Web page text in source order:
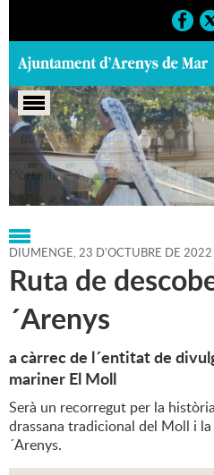
Portada > Agenda > 23-10-
DIUMENGE,23 D'OCTUBRE DE 2022
Ruta de
´Arenys
a càrrec de l´entitat de
mariner El Moll
Serà un recorregut per la
drassana tradicional del Moll i
´Arenys.